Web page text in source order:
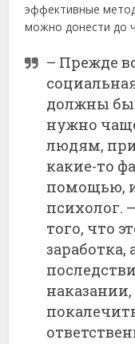
эффективные
можно донести до
– Прежде
должны
нужно
людям,
какие-то
помощью,
психолог.
того, что
заработка,